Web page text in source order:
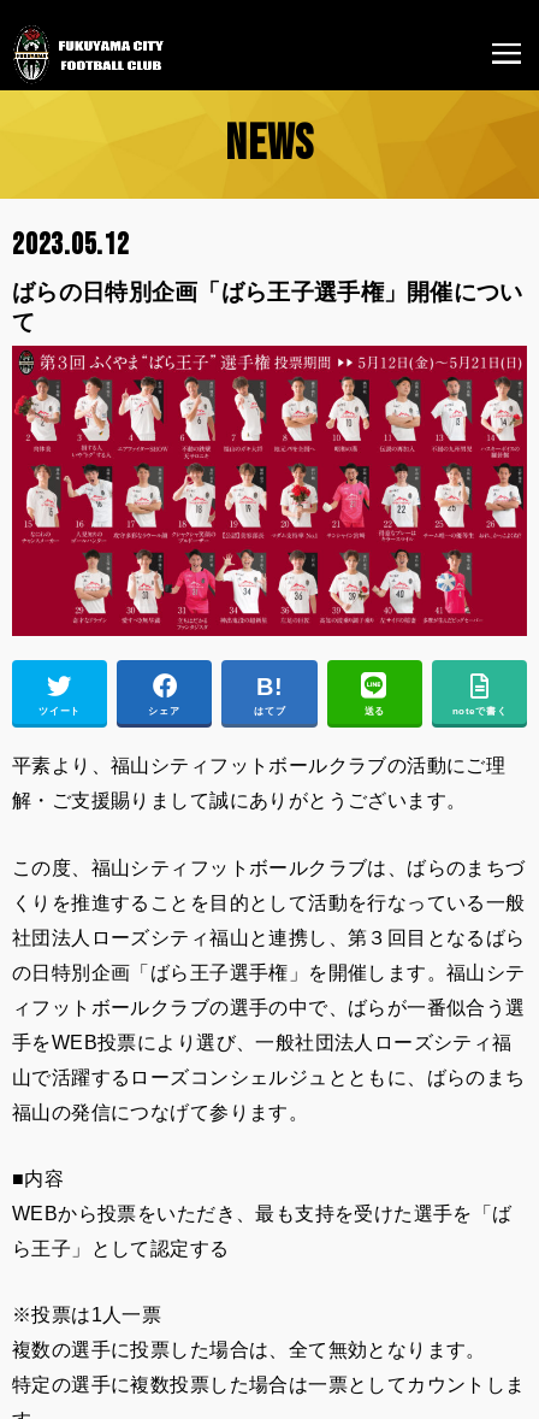
NEWS
2023.05.12
ばらの日特別企画「ばら王子選手権」開催につい
て
ツイート シェア はてブ 送る noteで書く
平素より、福山シティフットボールクラブの活動にご理
解・ご支援賜りまして誠にありがとうございます。
この度、福山シティフットボールクラブは、ばらのまちづ
くりを推進することを目的として活動を行なっている一般
社団法人ローズシティ福山と連携し、第３回目となるばら
の日特別企画「ばら王子選手権」を開催します。福山シテ
ィフットボールクラブの選手の中で、ばらが一番似合う選
手をWEB投票により選び、一般社団法人ローズシティ福
山で活躍するローズコンシェルジュとともに、ばらのまち
福山の発信につなげて参ります。
■内容
WEBから投票をいただき、最も支持を受けた選手を「ば
ら王子」として認定する
※投票は1人一票
複数の選手に投票した場合は、全て無効となります。
特定の選手に複数投票した場合は一票としてカウントしま